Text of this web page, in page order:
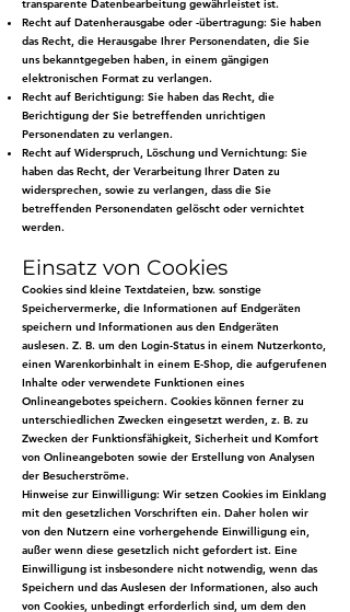
transparente Datenbearbeitung gewährleistet ist.
Recht auf Datenherausgabe oder -übertragung: Sie haben
das Recht, die Herausgabe Ihrer Personendaten, die Sie
uns bekanntgegeben haben, in einem gängigen
elektronischen Format zu verlangen.
Recht auf Berichtigung: Sie haben das Recht, die
Berichtigung der Sie betreffenden unrichtigen
Personendaten zu verlangen.
Recht auf Widerspruch, Löschung und Vernichtung: Sie
haben das Recht, der Verarbeitung Ihrer Daten zu
widersprechen, sowie zu verlangen, dass die Sie
betreffenden Personendaten gelöscht oder vernichtet
werden.
Einsatz von Cookies
Cookies sind kleine Textdateien, bzw. sonstige
Speichervermerke, die Informationen auf Endgeräten
speichern und Informationen aus den Endgeräten
auslesen. Z. B. um den Login-Status in einem Nutzerkonto,
einen Warenkorbinhalt in einem E-Shop, die aufgerufenen
Inhalte oder verwendete Funktionen eines
Onlineangebotes speichern. Cookies können ferner zu
unterschiedlichen Zwecken eingesetzt werden, z. B. zu
Zwecken der Funktionsfähigkeit, Sicherheit und Komfort
von Onlineangeboten sowie der Erstellung von Analysen
der Besucherströme.
Hinweise zur Einwilligung: Wir setzen Cookies im Einklang
mit den gesetzlichen Vorschriften ein. Daher holen wir
von den Nutzern eine vorhergehende Einwilligung ein,
außer wenn diese gesetzlich nicht gefordert ist. Eine
Einwilligung ist insbesondere nicht notwendig, wenn das
Speichern und das Auslesen der Informationen, also auch
von Cookies, unbedingt erforderlich sind, um dem den